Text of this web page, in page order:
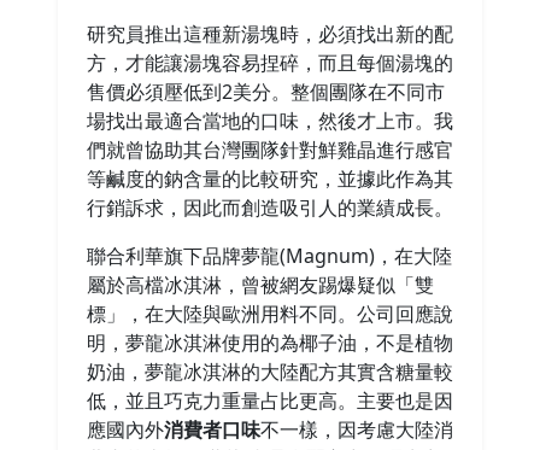
研究員推出這種新湯塊時，必須找出新的配
方，才能讓湯塊容易捏碎，而且每個湯塊的
售價必須壓低到2美分。整個團隊在不同市
場找出最適合當地的口味，然後才上市。我
們就曾協助其台灣團隊針對鮮雞晶進行感官
等鹹度的鈉含量的比較研究，並據此作為其
行銷訴求，因此而創造吸引人的業績成長。
聯合利華旗下品牌夢龍(Magnum)，在大陸
屬於高檔冰淇淋，曾被網友踢爆疑似「雙
標」，在大陸與歐洲用料不同。公司回應說
明，夢龍冰淇淋使用的為椰子油，不是植物
奶油，夢龍冰淇淋的大陸配方其實含糖量較
低，並且巧克力重量占比更高。主要也是因
應國內外消費者口味不一樣，因考慮大陸消